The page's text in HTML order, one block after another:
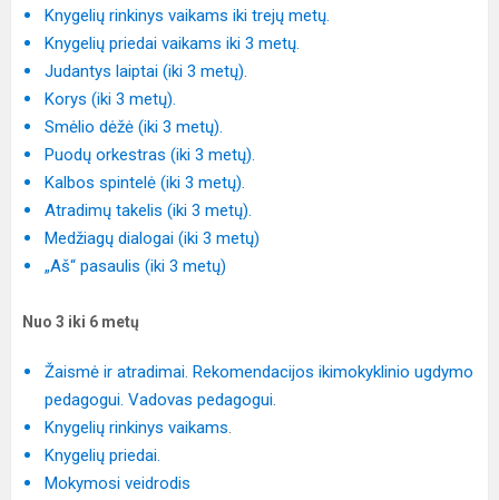
Knygelių rinkinys vaikams iki trejų metų.
Knygelių priedai vaikams iki 3 metų.
Judantys laiptai (iki 3 metų).
Korys (iki 3 metų).
Smėlio dėžė (iki 3 metų).
Puodų orkestras (iki 3 metų).
Kalbos spintelė (iki 3 metų).
Atradimų takelis (iki 3 metų).
Medžiagų dialogai (iki 3 metų)
„Aš“ pasaulis (iki 3 metų)
Nuo 3 iki 6 metų
Žaismė ir atradimai. Rekomendacijos ikimokyklinio ugdymo
pedagogui. Vadovas pedagogui.
Knygelių rinkinys vaikams.
Knygelių priedai.
Mokymosi veidrodis